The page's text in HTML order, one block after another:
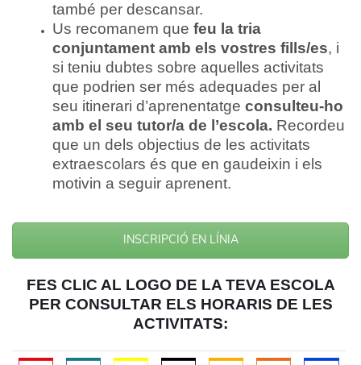
també per descansar.
Us recomanem que feu la tria
conjuntament amb els vostres fills/es, i
si teniu dubtes sobre aquelles activitats
que podrien ser més adequades per al
seu itinerari d’aprenentatge consulteu-ho
amb el seu tutor/a de l’escola. Recordeu
que un dels objectius de les activitats
extraescolars és que en gaudeixin i els
motivin a seguir aprenent.
INSCRIPCIÓ EN LÍNIA
FES CLIC AL LOGO DE LA TEVA ESCOLA
PER CONSULTAR ELS HORARIS DE LES
ACTIVITATS: